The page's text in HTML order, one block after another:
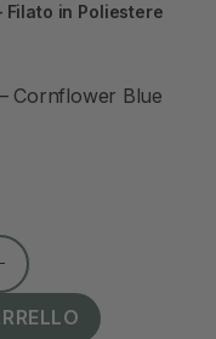
Filato in Poliestere
Cornflower Blue